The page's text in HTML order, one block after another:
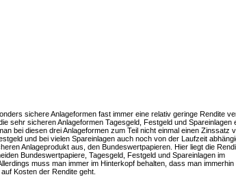
sichere Anlageformen fast immer eine relativ geringe Rendite
sehr sicheren Anlageformen Tagesgeld, Festgeld und Spareinlagen
bei diesen drei Anlageformen zum Teil nicht einmal einen Zinssatz
und bei vielen Spareinlagen auch noch von der Laufzeit
Anlageprodukt aus, den Bundeswertpapieren. Hier liegt die
Bundeswertpapiere, Tagesgeld, Festgeld und Spareinlagen im
muss man immer im Hinterkopf behalten, dass man immerhin
Kosten der Rendite geht.